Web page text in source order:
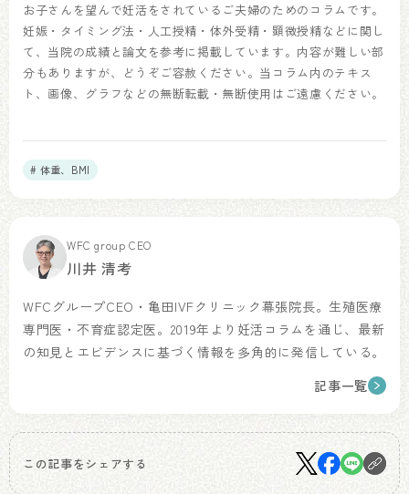
お子さんを望んで妊活をされているご夫婦のためのコラムです。
妊娠・タイミング法・人工授精・体外受精・顕微授精などに関し
て、当院の成績と論文を参考に掲載しています。内容が難しい部
分もありますが、どうぞご容赦ください。当コラム内のテキス
ト、画像、グラフなどの無断転載・無断使用はご遠慮ください。
# 体重、BMI
WFC group CEO
川井 清考
WFCグループCEO・亀田IVFクリニック幕張院長。生殖医療
専門医・不育症認定医。2019年より妊活コラムを通じ、最新
の知見とエビデンスに基づく情報を多角的に発信している。
記事一覧
この記事をシェアする